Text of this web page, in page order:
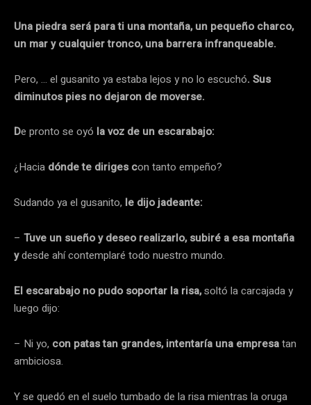
Una piedra será para ti una montaña, un pequeño charco,
un mar y cualquier tronco, una barrera infranqueable.
Pero, … el gusanito ya estaba lejos y no lo escuchó. Sus
diminutos pies no dejaron de moverse.
De pronto se oyó la voz de un escarabajo:
¿Hacia dónde te diriges con tanto empeño?
Sudando ya el gusanito, le dijo jadeante:
– Tuve un sueño y deseo realizarlo, subiré a esa montaña
ydesde ahí contemplaré todo nuestro mundo.
El escarabajo no pudo soportar la risa,soltó la carcajada y
luego dijo:
– Ni yo, con patas tan grandes, intentaría una empresatan
ambiciosa.
Y se quedó en el suelo tumbado de la risa mientras la oruga